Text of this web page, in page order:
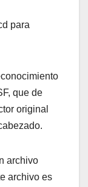
para
que de
original
archivo
archivo es